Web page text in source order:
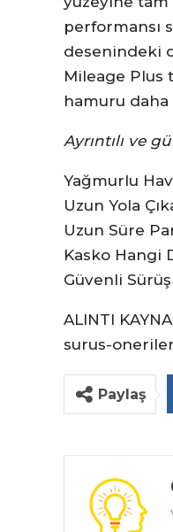
performansı
desenindeki
Mileage Plus
hamuru daha
Ayrıntılı ve
Yağmurlu
Uzun Yola
Uzun Süre
Kasko Hangi
Güvenli
ALINTI
surus-
Paylaş